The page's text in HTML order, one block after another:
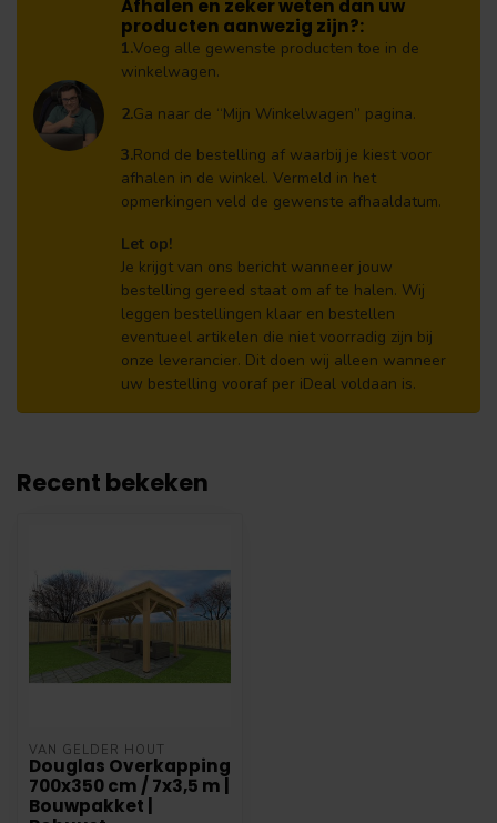
Afhalen en zeker weten dan uw
producten aanwezig zijn?:
1.Voeg alle gewenste producten toe in de
winkelwagen.
2.Ga naar de “Mijn Winkelwagen” pagina.
3.Rond de bestelling af waarbij je kiest voor
afhalen in de winkel. Vermeld in het
opmerkingen veld de gewenste afhaaldatum.
Let op!
Je krijgt van ons bericht wanneer jouw
bestelling gereed staat om af te halen. Wij
leggen bestellingen klaar en bestellen
eventueel artikelen die niet voorradig zijn bij
onze leverancier. Dit doen wij alleen wanneer
uw bestelling vooraf per iDeal voldaan is.
Recent bekeken
VAN GELDER HOUT
Douglas Overkapping
700x350 cm / 7x3,5 m |
Bouwpakket |